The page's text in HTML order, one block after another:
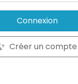
Connexion
Créer un compte